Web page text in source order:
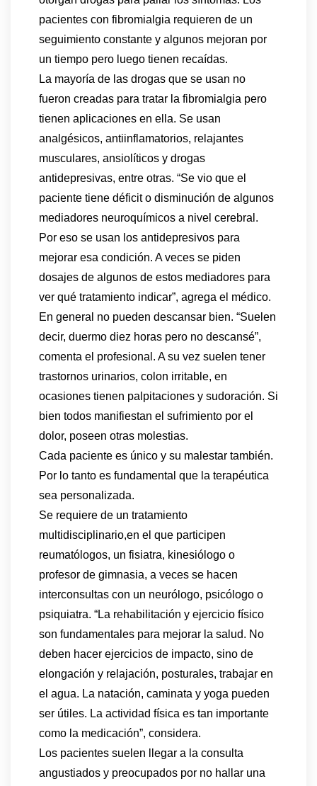
pacientes con fibromialgia requieren de un
seguimiento constante y algunos mejoran por
un tiempo pero luego tienen recaídas.
La mayoría de las drogas que se usan no
fueron creadas para tratar la fibromialgia pero
tienen aplicaciones en ella. Se usan
analgésicos, antiinflamatorios, relajantes
musculares, ansiolíticos y drogas
antidepresivas, entre otras. “Se vio que el
paciente tiene déficit o disminución de algunos
mediadores neuroquímicos a nivel cerebral.
Por eso se usan los antidepresivos para
mejorar esa condición. A veces se piden
dosajes de algunos de estos mediadores para
ver qué tratamiento indicar”, agrega el médico.
En general no pueden descansar bien. “Suelen
decir, duermo diez horas pero no descansé”,
comenta el profesional. A su vez suelen tener
trastornos urinarios, colon irritable, en
ocasiones tienen palpitaciones y sudoración. Si
bien todos manifiestan el sufrimiento por el
dolor, poseen otras molestias.
Cada paciente es único y su malestar también.
Por lo tanto es fundamental que la terapéutica
sea personalizada.
Se requiere de un tratamiento
multidisciplinario,en el que participen
reumatólogos, un fisiatra, kinesiólogo o
profesor de gimnasia, a veces se hacen
interconsultas con un neurólogo, psicólogo o
psiquiatra. “La rehabilitación y ejercicio físico
son fundamentales para mejorar la salud. No
deben hacer ejercicios de impacto, sino de
elongación y relajación, posturales, trabajar en
el agua. La natación, caminata y yoga pueden
ser útiles. La actividad física es tan importante
como la medicación”, considera.
Los pacientes suelen llegar a la consulta
angustiados y preocupados por no hallar una